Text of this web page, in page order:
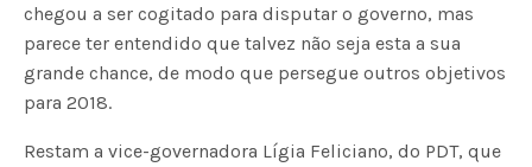
chegou a ser cogitado para disputar o governo, mas
parece ter entendido que talvez não seja esta a sua
grande chance, de modo que persegue outros objetivos
para 2018.
Restam a vice-governadora Lígia Feliciano, do PDT, que